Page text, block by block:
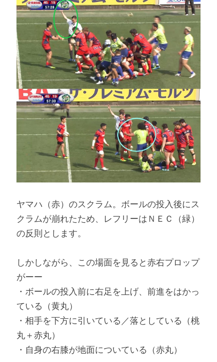
ヤマハ（赤）のスクラム。ボールの投入後にス
クラムが崩れたため、レフリーはＮＥＣ（緑）
の反則とします。
しかしながら、この場面を見ると赤右プロップ
がーー
・ボールの投入前に右足を上げ、前進をはかっ
ている（黄丸）
・相手を下方に引いている／落としている（桃
丸＋赤丸）
・自身の右膝が地面についている（赤丸）